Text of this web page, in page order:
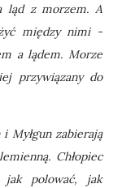
ląd z morzem. A
między nimi -
a lądem. Morze
przywiązany do
Myłgun zabierają
Chłopiec
jak polować, jak